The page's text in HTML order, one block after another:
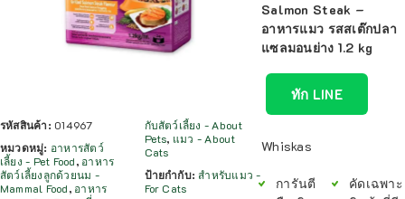
รหัสสินค้า: 014967
หมวดหมู่: อาหารสัตว์
เลี้ยง - Pet Food, อาหาร
สัตว์เลี้ยงลูกด้วยนม -
Mammal Food, อาหาร
กับสัตว์เลี้ยง - About
Pets, แมว - About
Cats
ป้ายกำกับ:สำหรับแมว -
For Cats
Salmon Steak –
อาหารแมว รสสเต๊กปลา
แซลมอนย่าง 1.2 kg
ทัก LINE
Whiskas
การันตี
คัดเฉพาะ